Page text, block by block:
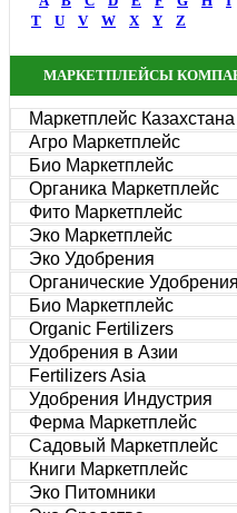
T
U V W X Y Z
МАРКЕТПЛЕЙСЫ
Маркетплейс Казахстана
Агро Маркетплейс
Био Маркетплейс
Органика Маркетплейс
Фито Маркетплейс
Эко Маркетплейс
Эко Удобрения
Органические Удобрения
Био Маркетплейс
Organic Fertilizers
Удобрения в Азии
Fertilizers Asia
Удобрения Индустрия
Ферма Маркетплейс
Садовый Маркетплейс
Книги Маркетплейс
Эко Питомники